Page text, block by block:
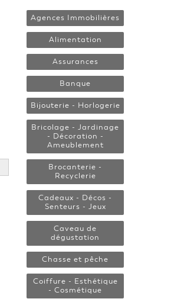
Agences Immobilières
Alimentation
Assurances
Banque
Bijouterie - Horlogerie
Bricolage - Jardinage
- Décoration -
Ameublement
Brocanterie -
Recyclerie
Cadeaux - Décos -
Senteurs - Jeux
Caveau de
dégustation
Chasse et pêche
Coiffure - Esthétique
- Cosmétique